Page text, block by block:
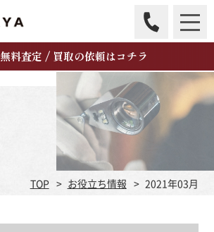
無料査定 / 買取の依頼はコチラ
TOP お役立ち情報 2021年03月